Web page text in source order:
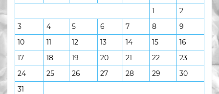
1
2
3
4 5 6 7 8
9
10
11 12 13 14 15
16
17
18 19 20 21 22
23
24
25 26 27 28 29
30
31